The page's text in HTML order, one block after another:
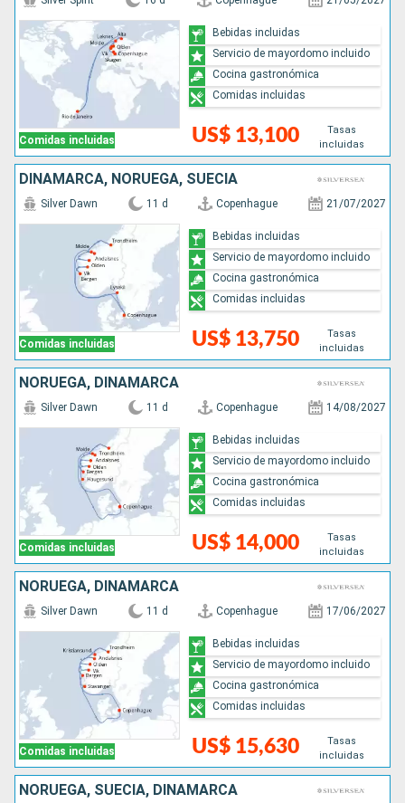
Comidas incluidas US$ 13,100
Tasas
incluidas
Bebidas incluidas
Servicio de mayordomo incluido
Cocina gastronómica
Comidas incluidas
DINAMARCA, NORUEGA, SUECIA
Comidas incluidas
Silver Dawn 11 d Copenhague 21/07/2027
US$ 13,750
Tasas
incluidas
Bebidas incluidas
Servicio de mayordomo incluido
Cocina gastronómica
Comidas incluidas
NORUEGA, DINAMARCA
Comidas incluidas
Silver Dawn 11 d Copenhague 14/08/2027
US$ 14,000
Tasas
incluidas
Bebidas incluidas
Servicio de mayordomo incluido
Cocina gastronómica
Comidas incluidas
NORUEGA, DINAMARCA
Comidas incluidas
Silver Dawn 11 d Copenhague 17/06/2027
US$ 15,630
Tasas
incluidas
Bebidas incluidas
Servicio de mayordomo incluido
Cocina gastronómica
Comidas incluidas
NORUEGA, SUECIA, DINAMARCA